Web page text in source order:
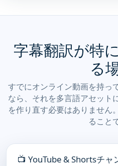
字幕翻訳が特
る
すでにオンライン動画を持っ
なら、それを多言語アセット
を作り直す必要はありません
ること
📺 YouTube & Shortsチャ